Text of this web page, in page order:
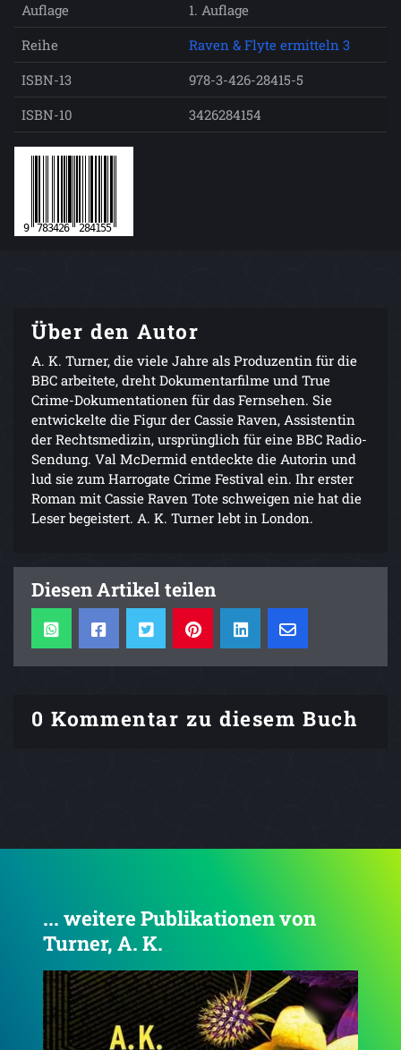
Auflage
1. Auflage
Reihe
Raven & Flyte ermitteln 3
ISBN-13
978-3-426-28415-5
ISBN-10
3426284154
Über den Autor
A. K. Turner, die viele Jahre als Produzentin für die
BBC arbeitete, dreht Dokumentarfilme und True
Crime-Dokumentationen für das Fernsehen. Sie
entwickelte die Figur der Cassie Raven, Assistentin
der Rechtsmedizin, ursprünglich für eine BBC Radio-
Sendung. Val McDermid entdeckte die Autorin und
lud sie zum Harrogate Crime Festival ein. Ihr erster
Roman mit Cassie Raven Tote schweigen nie hat die
Leser begeistert. A. K. Turner lebt in London.
Diesen Artikel teilen
0 Kommentar zu diesem Buch
... weitere Publikationen von
Turner, A. K.